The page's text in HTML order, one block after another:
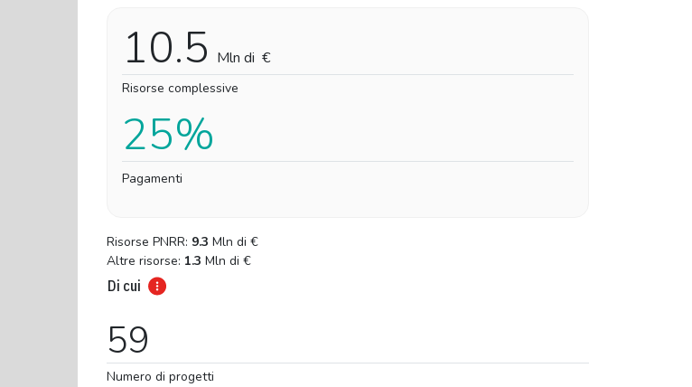
10.5 Mln di €
Risorse complessive
25%
Pagamenti
Risorse PNRR: 9.3 Mln di €
Altre risorse: 1.3 Mln di €
Di cui
59
Numero di progetti